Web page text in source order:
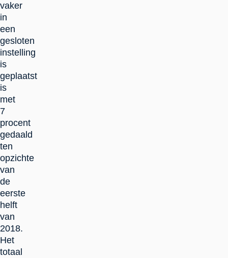
vaker
in
een
gesloten
instelling
is
geplaatst
is
met
7
procent
gedaald
ten
opzichte
van
de
eerste
helft
van
2018.
Het
totaal